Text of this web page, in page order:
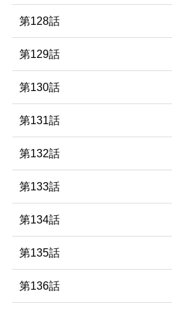
第128話
第129話
第130話
第131話
第132話
第133話
第134話
第135話
第136話